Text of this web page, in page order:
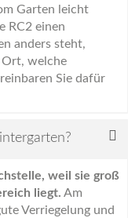
Garten leicht
RC2 einen
anders steht,
Ort, welche
Sie dafür
weil sie groß
liegt. Am
Verriegelung und